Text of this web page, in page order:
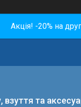
Акція! -20% на
взуття та